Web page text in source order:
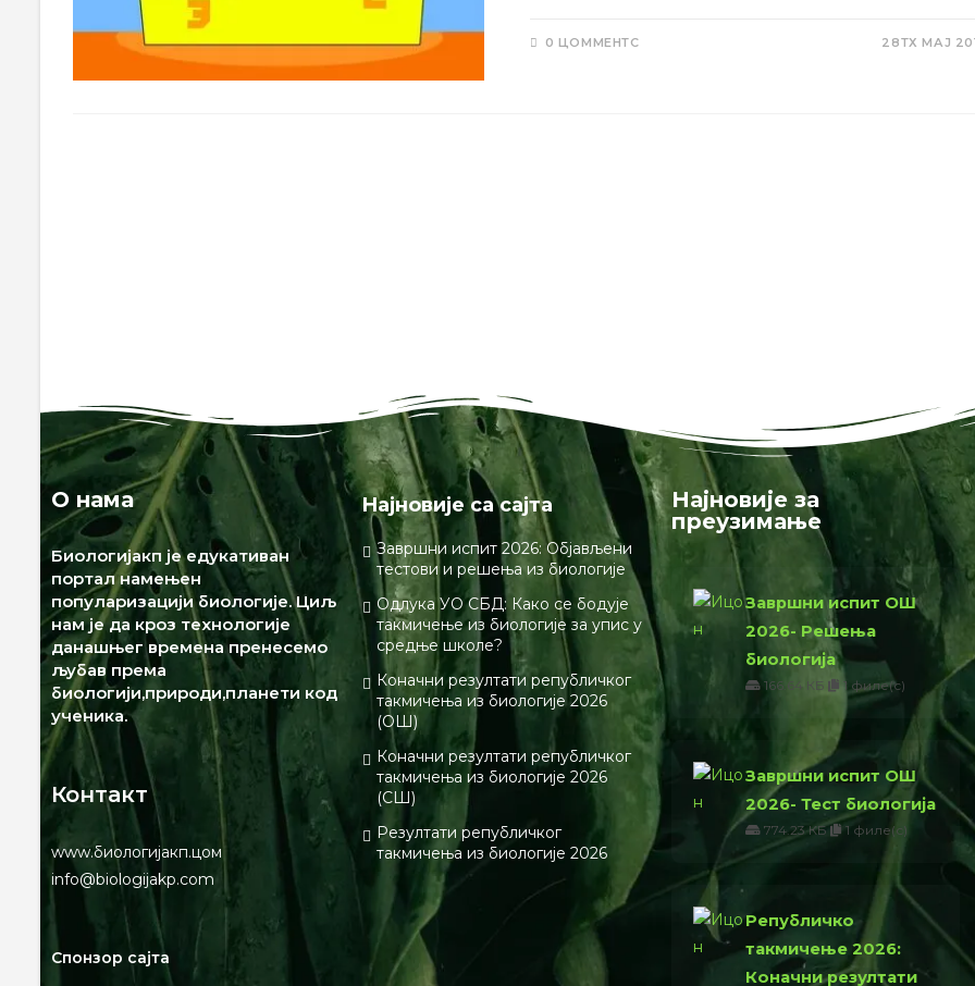
0 ЦОММЕНТС 28ТХ МАЈ
О нама
Биологијакп је едукативан
портал намењен
популаризацији биологије. Циљ
нам је да кроз технологије
данашњег времена пренесемо
љубав према
биологији,природи,планети код
ученика.
Контакт
www.биологијакп.цом
info@biologijakp.com
Спонзор сајта
Најновије са сајта
Завршни испит 2026: Објављени
тестови и решења из биологије
Одлука УО СБД: Како се бодује
такмичење из биологије за упис у
средње школе?
Коначни резултати републичког
такмичења из биологије 2026
(ОШ)
Коначни резултати републичког
такмичења из биологије 2026
(СШ)
Резултати републичког
такмичења из биологије 2026
Најновије за
преузимање
Завршни испит ОШ
2026- Решења
биологија
166.64 КБ 1 филе(с)
Завршни испит ОШ
2026- Тест биологија
774.23 КБ 1 филе(с)
Републичко
такмичење 2026:
Коначни резултати